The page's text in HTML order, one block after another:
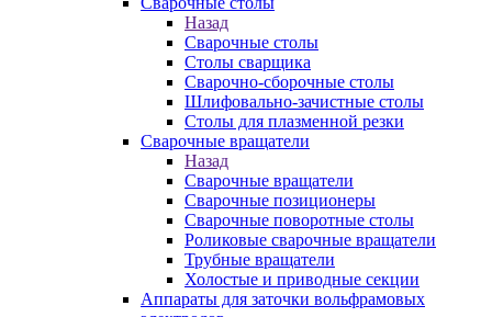
Назад
Сварочные столы
Столы сварщика
Сварочно-сборочные столы
Шлифовально-зачистные столы
Столы для плазменной резки
Сварочные вращатели
Назад
Сварочные вращатели
Сварочные позиционеры
Сварочные поворотные столы
Роликовые сварочные вращатели
Трубные вращатели
Холостые и приводные секции
Аппараты для заточки вольфрамовых